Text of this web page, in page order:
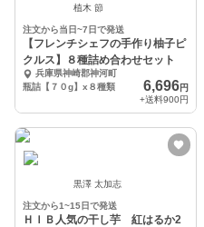
植木 節
注文から当日~7日で発送
【フレンチシェフの手作り柚子ピ
クルス】８種詰め合わせセット
兵庫県神崎郡神河町
瓶詰【７０g】x８種類
6,696円
+送料900円
黒澤 太加志
注文から1~15日で発送
ＨＩＢ人気の干し芋 紅はるか2